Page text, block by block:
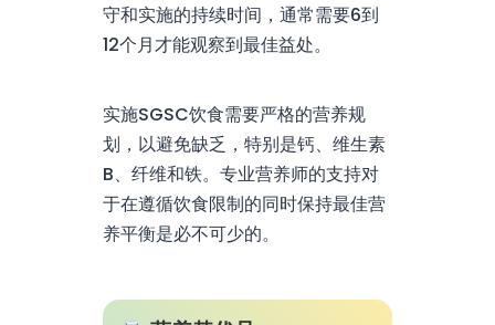
守和实施的持续时间，通常需要6到
12个月才能观察到最佳益处。
实施SGSC饮食需要严格的营养规
划，以避免缺乏，特别是钙、维生素
B、纤维和铁。专业营养师的支持对
于在遵循饮食限制的同时保持最佳营
养平衡是必不可少的。